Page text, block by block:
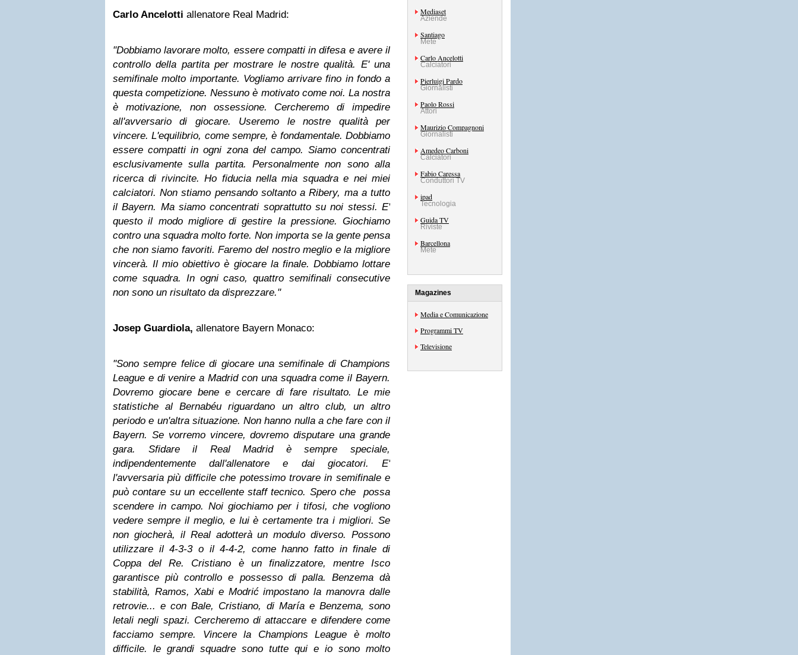
Carlo Ancelotti allenatore Real Madrid:
"Dobbiamo lavorare molto, essere compatti in difesa e avere il
controllo della partita per mostrare le nostre qualità. E' una
semifinale molto importante. Vogliamo arrivare fino in fondo a
questa competizione. Nessuno è motivato come noi. La nostra
è motivazione, non ossessione. Cercheremo di impedire
all'avversario di giocare. Useremo le nostre qualità per
vincere. L'equilibrio, come sempre, è fondamentale. Dobbiamo
essere compatti in ogni zona del campo. Siamo concentrati
esclusivamente sulla partita. Personalmente non sono alla
ricerca di rivincite. Ho fiducia nella mia squadra e nei miei
calciatori. Non stiamo pensando soltanto a Ribery, ma a tutto
il Bayern. Ma siamo concentrati soprattutto su noi stessi. E'
questo il modo migliore di gestire la pressione. Giochiamo
contro una squadra molto forte. Non importa se la gente pensa
che non siamo favoriti. Faremo del nostro meglio e la migliore
vincerà. Il mio obiettivo è giocare la finale. Dobbiamo lottare
come squadra. In ogni caso, quattro semifinali consecutive
non sono un risultato da disprezzare."
Josep Guardiola, allenatore Bayern Monaco:
"Sono sempre felice di giocare una semifinale di Champions
League e di venire a Madrid con una squadra come il Bayern.
Dovremo giocare bene e cercare di fare risultato. Le mie
statistiche al Bernabéu riguardano un altro club, un altro
periodo e un'altra situazione. Non hanno nulla a che fare con il
Bayern. Se vorremo vincere, dovremo disputare una grande
gara. Sfidare il Real Madrid è sempre speciale,
indipendentemente dall'allenatore e dai giocatori. E'
l'avversaria più difficile che potessimo trovare in semifinale e
può contare su un eccellente staff tecnico. Spero che possa
scendere in campo. Noi giochiamo per i tifosi, che vogliono
vedere sempre il meglio, e lui è certamente tra i migliori. Se
non giocherà, il Real adotterà un modulo diverso. Possono
utilizzare il 4-3-3 o il 4-4-2, come hanno fatto in finale di
Coppa del Re. Cristiano è un finalizzatore, mentre Isco
garantisce più controllo e possesso di palla. Benzema dà
stabilità, Ramos, Xabi e Modrić impostano la manovra dalle
retrovie... e con Bale, Cristiano, di María e Benzema, sono
letali negli spazi. Cercheremo di attaccare e difendere come
facciamo sempre. Vincere la Champions League è molto
difficile. le grandi squadre sono tutte qui e io sono molto
Mediaset
Aziende
Santiago
Mete
Carlo Ancelotti
Calciatori
Pierluigi Pardo
Giornalisti
Paolo Rossi
Attori
Maurizio Compagnoni
Giornalisti
Amedeo Carboni
Calciatori
Fabio Caressa
Conduttori TV
ipad
Tecnologia
Guida TV
Riviste
Barcellona
Mete
Magazines
Media e Comunicazione
Programmi TV
Televisione